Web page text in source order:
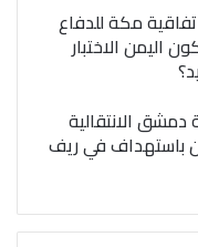
مكة للدفاع
اليمن الاختبار
الانتقالية
باستهداف في ريف